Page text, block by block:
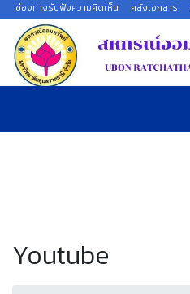
ช่องทางรับฟังความคิดเห็น คลังเอกสาร
Youtube